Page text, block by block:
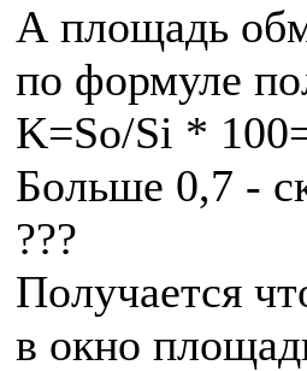
А площадь
по формуле
K=So/Si *
Больше 0,7 -
???
Получается
в окно